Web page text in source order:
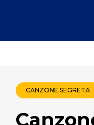
CANZONE SEGRETA